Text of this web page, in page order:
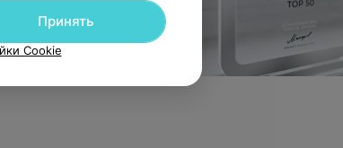
Принять
Cookie